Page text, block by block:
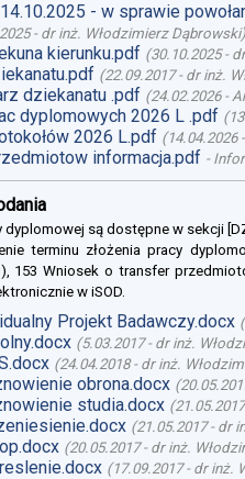
- w sprawie
- dr inż. Włodzimierz Dąbrowski)
kierunku.pdf (30.10.2025-
(22.09.2017- dr inż.
dziekanatu .pdf (24.02.2026-
dyplomowych 2026 L .pdf (
2026 L.pdf (14.04.2026
informacja.pdf -
są dostępne w sekcji
terminu złożenia pracy
153 Wniosek o transfer
w iSOD.
Projekt Badawczy.docx (
(5.03.2017- dr inż.
(24.04.2018- dr inż.
obrona.docx (
studia.docx (21.05.2017
(21.05.2017- dr
(20.05.2017- dr inż.
(17.09.2017- dr inż.